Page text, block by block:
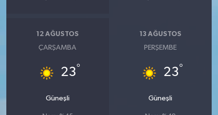
12 AĞUSTOS
ÇARŞAMBA
23°
Güneşli
13 AĞUSTOS
PERŞEMBE
23°
Güneşli